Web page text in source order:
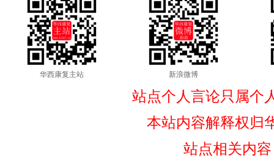
华西康复主站 新浪微博
站点个人言论只属个
本站内容解释权归
站点相关内